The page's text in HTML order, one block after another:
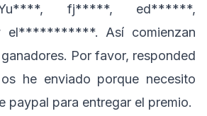
fj*****, ed******,
Así comienzan
Por favor, responded
he enviado porque necesito
paypal para entregar el premio.